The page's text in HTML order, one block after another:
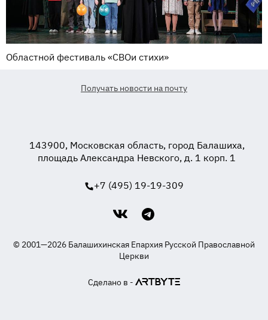
Областной фестиваль «СВОи стихи»
Получать новости на почту
143900, Московская область, город Балашиха,
площадь Александра Невского, д. 1 корп. 1
+7 (495) 19-19-309
© 2001—2026 Балашихинская Епархия Русской Православной
Церкви
Сделано в -